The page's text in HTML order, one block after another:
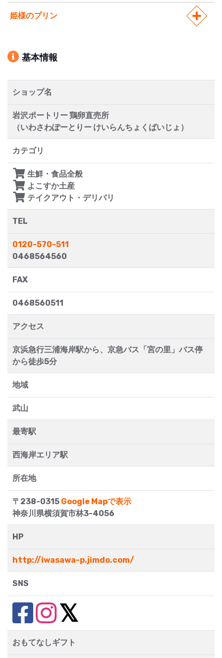
姫様のプリン
基本情報
ショップ名
岩沢ポートリー 鶏卵直売所
（いわさわぽーとりー けいらんちょくばいじょ）
カテゴリ
生鮮・食品全般
よこすか土産
テイクアウト・デリバリ
TEL
0120-570-511
0468564560
FAX
0468560511
アクセス
京浜急行三浦海岸駅から、京急バス「宮の里」バス停
から徒歩5分
地域
武山
最寄駅
西海岸エリア駅
所在地
〒238-0315 Google Mapで表示
神奈川県横須賀市林3-4056
HP
http://iwasawa-p.jimdo.com/
SNS
おもてなしギフト